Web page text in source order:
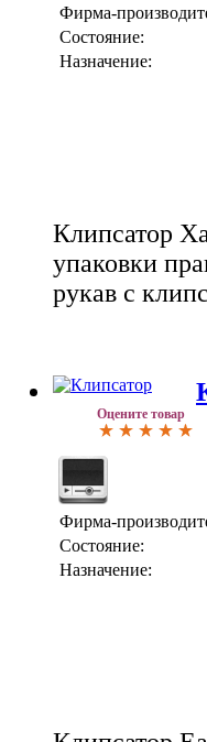
Фирма-
Состояние:
Назначение:
Клипсатор
упаковки
рукав с
Оцените товар
Фирма-
Состояние:
Назначение: